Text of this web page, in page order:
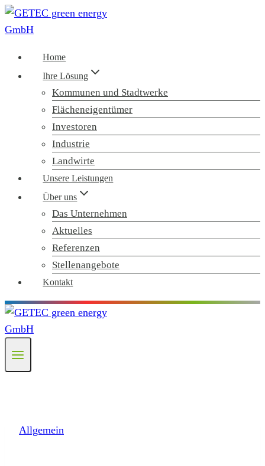
Zum
Inhalt
Home
Ihre Lösung
Kommunen und Stadtwerke
Flächeneigentümer
Investoren
Industrie
Landwirte
Unsere Leistungen
Über uns
Das Unternehmen
Aktuelles
Referenzen
Stellenangebote
Kontakt
Allgemein